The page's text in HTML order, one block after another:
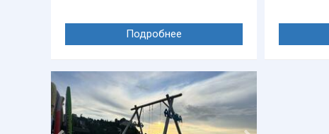
Подробнее